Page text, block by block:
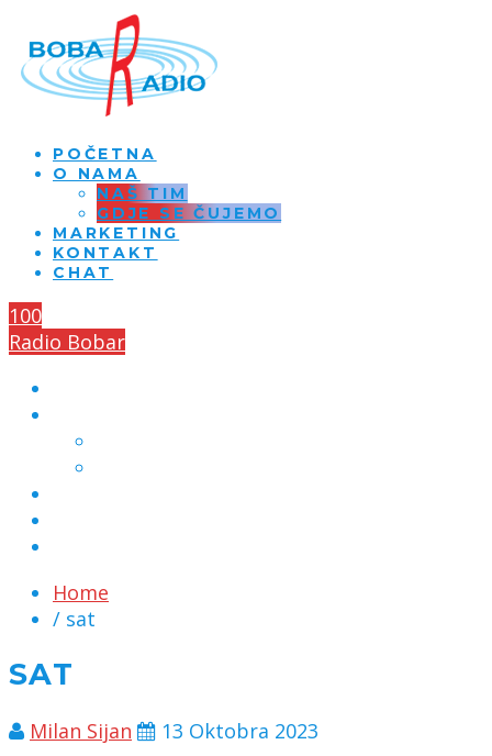
POČETNA
O NAMA
NAŠ TIM
GDJE SE ČUJEMO
MARKETING
KONTAKT
CHAT
100
Radio Bobar
Home
/ sat
SAT
Milan Sijan 13 Oktobra 2023